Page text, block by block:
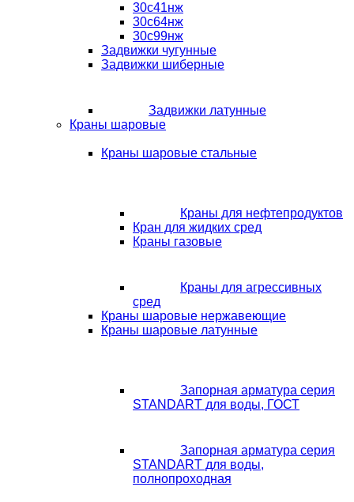
30с41нж
30с64нж
30с99нж
Задвижки чугунные
Задвижки шиберные
Задвижки латунные
Краны шаровые
Краны шаровые стальные
Краны для нефтепродуктов
Кран для жидких сред
Краны газовые
Краны для агрессивных
сред
Краны шаровые нержавеющие
Краны шаровые латунные
Запорная арматура серия
STANDART для воды, ГОСТ
Запорная арматура серия
STANDART для воды,
полнопроходная